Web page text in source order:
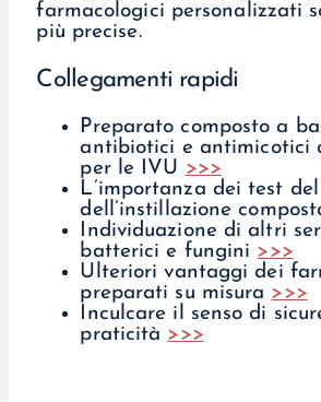
farmacologici personalizzati
più precise.
Collegamenti rapidi
Preparato composto a
antibiotici e antimicotici
per le IVU >>>
L’importanza dei test
dell’instillazione
Individuazione di altri
batterici e fungini >>>
Ulteriori vantaggi dei
preparati su misura >>>
Inculcare il senso di
praticità >>>